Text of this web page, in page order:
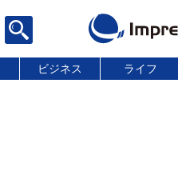
ビジネス ライフ